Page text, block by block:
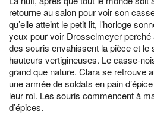
retourne au salon pour voir son
qu’elle atteint le petit lit, l’horloge
yeux pour voir Drosselmeyer
des souris envahissent la pièce et le
hauteurs vertigineuses. Le casse-
grand que nature. Clara se retrouve
une armée de soldats en pain
leur roi. Les souris commencent à
d’épices.